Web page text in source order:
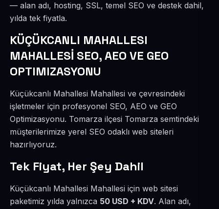
— alan adı, hosting, SSL, temel SEO ve destek dahil,
yılda tek fiyatla.
KÜÇÜKCANLI MAHALLESI
MAHALLESİ SEO, AEO VE GEO
OPTIMIZASYONU
Küçükcanlı Mahallesi Mahallesi ve çevresindeki
işletmeler için profesyonel SEO, AEO ve GEO
Optimizasyonu. Tomarza ilçesi Tomarza semtindeki
müşterilerimize yerel SEO odaklı web siteleri
hazırlıyoruz.
Tek Fiyat, Her Şey Dahil
Küçükcanlı Mahallesi Mahallesi için web sitesi
paketimiz yılda yalnızca 50 USD + KDV. Alan adı,